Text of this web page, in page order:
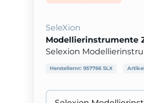
SeleXion
Modellierinstrumente
Selexion
Herstellernr: 957766 SLX